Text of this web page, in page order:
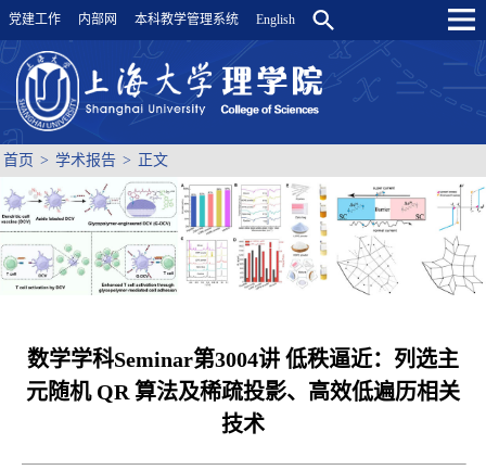
党建工作 内部网 本科教学管理系统 English
首页 > 学术报告 > 正文
数学学科Seminar第3004讲 低秩逼近：列选主
元随机 QR 算法及稀疏投影、高效低遍历相关
技术